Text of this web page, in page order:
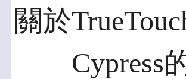
關於
Cypress的